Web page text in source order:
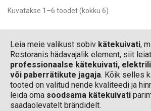
Kuvatakse 1–6 toodet (kokku 6)
Leia meie valikust sobiv kätekuivati,
Restoranis hädavajalik element, siit
professionaalse kätekuivati,
või paberrätikute jagaja. Kõik selles
tooted on valitud nende kvaliteedi ja
leida oma soodsama kätekuivati
saadaolevatelt brändidelt.